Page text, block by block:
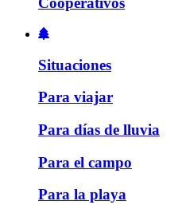
Situaciones
Para viajar
Para días de lluvia
Para el campo
Para la playa